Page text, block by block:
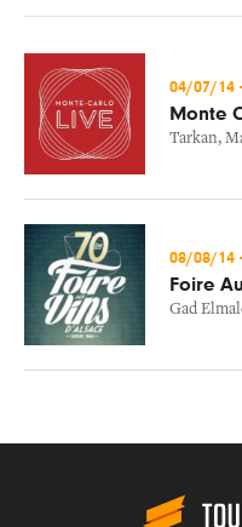
04/07/14
Monte
Tarkan,
08/08/14
Foire
Gad